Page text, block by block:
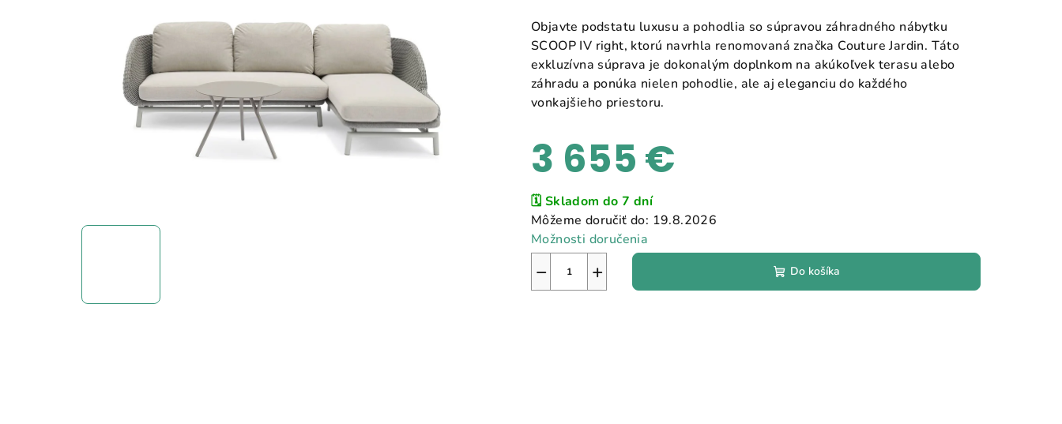
Objavte podstatu luxusu a pohodlia so súpravou záhradného nábytku
SCOOP IV right, ktorú navrhla renomovaná značka Couture Jardin. Táto
exkluzívna súprava je dokonalým doplnkom na akúkoľvek terasu alebo
záhradu a ponúka nielen pohodlie, ale aj eleganciu do každého
vonkajšieho priestoru.
3 655 €
Jednotková
cena:
🗓️ Skladom do 7 dní
Môžeme doručiť do: 19.8.2026
Možnosti doručenia
+
− Do košíka